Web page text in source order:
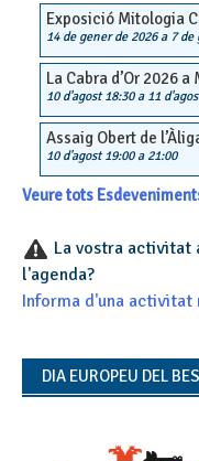
Exposició Mitologia
14 de gener de 2026a 7 de
La Cabra d’Or 2026 a
10 d'agost 18:30a 11
Assaig Obert de
10 d'agost 19:00a 21:00
Veure tots
La vostra activitat
l'agenda?
Informa d'una activitat
DIA EUROPEU DEL